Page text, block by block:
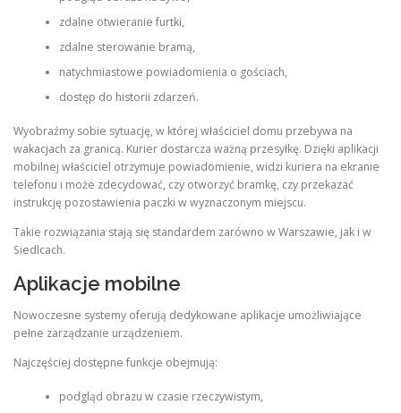
zdalne otwieranie furtki,
zdalne sterowanie bramą,
natychmiastowe powiadomienia o gościach,
dostęp do historii zdarzeń.
Wyobraźmy sobie sytuację, w której właściciel domu przebywa na
wakacjach za granicą. Kurier dostarcza ważną przesyłkę. Dzięki aplikacji
mobilnej właściciel otrzymuje powiadomienie, widzi kuriera na ekranie
telefonu i może zdecydować, czy otworzyć bramkę, czy przekazać
instrukcję pozostawienia paczki w wyznaczonym miejscu.
Takie rozwiązania stają się standardem zarówno w Warszawie, jak i w
Siedlcach.
Aplikacje mobilne
Nowoczesne systemy oferują dedykowane aplikacje umożliwiające
pełne zarządzanie urządzeniem.
Najczęściej dostępne funkcje obejmują:
podgląd obrazu w czasie rzeczywistym,